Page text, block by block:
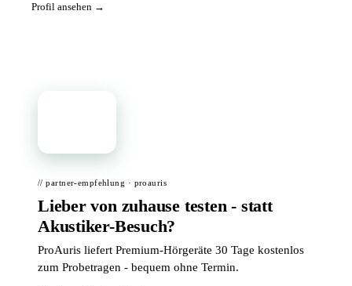
Profil ansehen →
// partner-empfehlung · proauris
Lieber von zuhause testen - statt
Akustiker-Besuch?
ProAuris liefert Premium-Hörgeräte 30 Tage kostenlos
zum Probetragen - bequem ohne Termin.